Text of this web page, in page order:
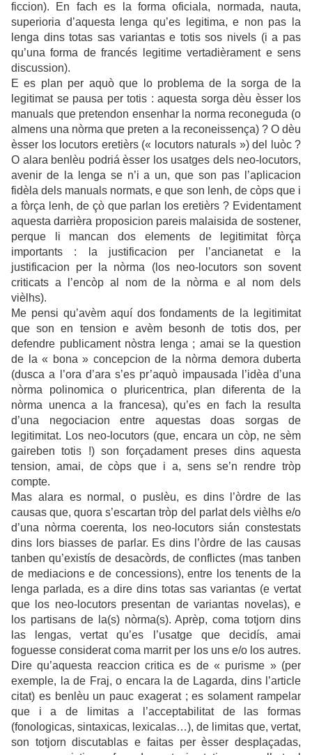
ficcion). En fach es la forma oficiala, normada, nauta,
superioria d’aquesta lenga qu’es legitima, e non pas la
lenga dins totas sas variantas e totis sos nivels (i a pas
qu’una forma de francés legitime vertadièrament e sens
discussion).
E es plan per aquò que lo problema de la sorga de la
legitimat se pausa per totis : aquesta sorga dèu èsser los
manuals que pretendon ensenhar la norma reconeguda (o
almens una nòrma que preten a la reconeissença) ? O dèu
èsser los locutors eretièrs (« locutors naturals ») del luòc ?
O alara benlèu podriá èsser los usatges dels neo-locutors,
avenir de la lenga se n’i a un, que son pas l’aplicacion
fidèla dels manuals normats, e que son lenh, de còps que i
a fòrça lenh, de çò que parlan los eretièrs ? Evidentament
aquesta darrièra proposicion pareis malaisida de sostener,
perque li mancan dos elements de legitimitat fòrça
importants : la justificacion per l’ancianetat e la
justificacion per la nòrma (los neo-locutors son sovent
criticats a l’encòp al nom de la nòrma e al nom dels
vièlhs).
Me pensi qu’avèm aquí dos fondaments de la legitimitat
que son en tension e avèm besonh de totis dos, per
defendre publicament nòstra lenga ; amai se la question
de la « bona » concepcion de la nòrma demora duberta
(dusca a l’ora d’ara s’es pr’aquò impausada l’idèa d’una
nòrma polinomica o pluricentrica, plan diferenta de la
nòrma unenca a la francesa), qu’es en fach la resulta
d’una negociacion entre aquestas doas sorgas de
legitimitat. Los neo-locutors (que, encara un còp, ne sèm
gaireben totis !) son forçadament preses dins aquesta
tension, amai, de còps que i a, sens se’n rendre tròp
compte.
Mas alara es normal, o puslèu, es dins l’òrdre de las
causas que, quora s’escartan tròp del parlat dels vièlhs e/o
d’una nòrma coerenta, los neo-locutors sián constestats
dins lors biasses de parlar. Es dins l’òrdre de las causas
tanben qu’existís de desacòrds, de conflictes (mas tanben
de mediacions e de concessions), entre los tenents de la
lenga parlada, es a dire dins totas sas variantas (e vertat
que los neo-locutors presentan de variantas novelas), e
los partisans de la(s) nòrma(s). Aprèp, coma totjorn dins
las lengas, vertat qu’es l’usatge que decidís, amai
foguesse considerat coma marrit per los uns e/o los autres.
Dire qu’aquesta reaccion critica es de « purisme » (per
exemple, la de Fraj, o encara la de Lagarda, dins l’article
citat) es benlèu un pauc exagerat ; es solament rampelar
que i a de limitas a l’acceptabilitat de las formas
(fonologicas, sintaxicas, lexicalas…), de limitas que, vertat,
son totjorn discutablas e faitas per èsser desplaçadas,